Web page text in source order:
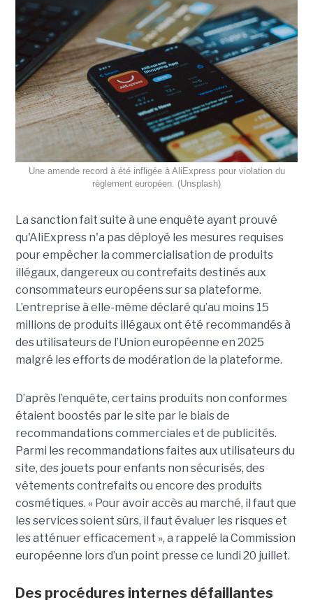
Une amende record à été infligée à AliExpress pour violation du
règlement européen. (Unsplash)
La sanction fait suite à une enquête ayant prouvé
qu'AliExpress n'a pas déployé les mesures requises
pour empêcher la commercialisation de produits
illégaux, dangereux ou contrefaits destinés aux
consommateurs européens sur sa plateforme.
L’entreprise à elle-même déclaré qu’au moins 15
millions de produits illégaux ont été recommandés à
des utilisateurs de l’Union européenne en 2025
malgré les efforts de modération de la plateforme.
D’après l’enquête, certains produits non conformes
étaient boostés par le site par le biais de
recommandations commerciales et de publicités.
Parmi les recommandations faites aux utilisateurs du
site, des jouets pour enfants non sécurisés, des
vêtements contrefaits ou encore des produits
cosmétiques. « Pour avoir accès au marché, il faut que
les services soient sûrs, il faut évaluer les risques et
les atténuer efficacement », a rappelé la Commission
européenne lors d’un point presse ce lundi 20 juillet.
Des procédures internes défaillantes